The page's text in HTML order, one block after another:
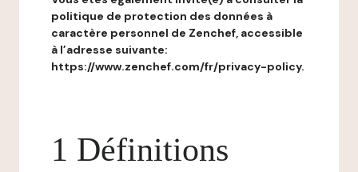
politique de protection des données à
caractère personnel de Zenchef, accessible
à l’adresse suivante:
https://www.zenchef.com/fr/privacy-policy.
1 Définitions